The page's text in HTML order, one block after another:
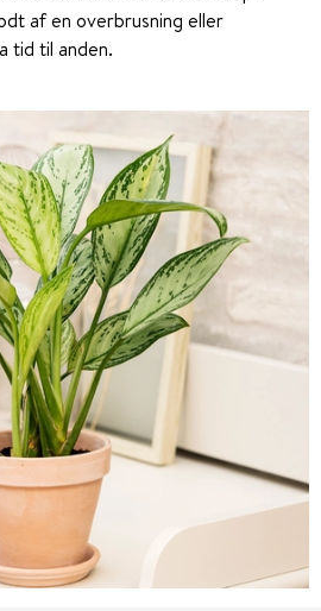
af en overbrusning eller
tid til anden.